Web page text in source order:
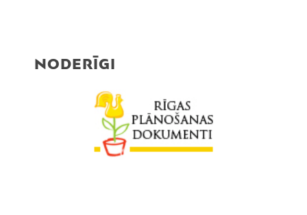
NODERĪGI